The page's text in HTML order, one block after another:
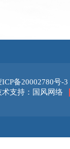
ICP备20002780号-3
术支持：国风网络